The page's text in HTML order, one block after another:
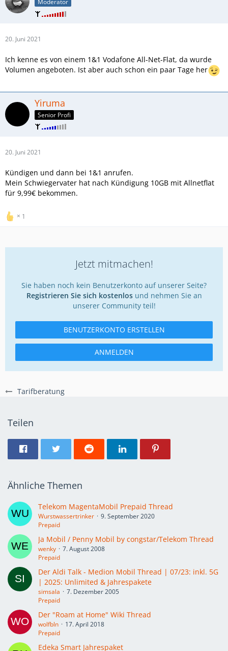
Tarifberatung
20. Juni 2021
Ich kenne es von einem 1&1 Vodafone All-Net-Flat, da wurde
Volumen angeboten. Ist aber auch schon ein paar Tage her
Yiruma
Senior Profi
20. Juni 2021
Kündigen und dann bei 1&1 anrufen.
Mein Schwiegervater hat nach Kündigung 10GB mit Allnetflat
für 9,99€ bekommen.
1
Jetzt mitmachen!
Sie haben noch kein Benutzerkonto auf unserer Seite?
Registrieren Sie sich kostenlosund nehmen Sie an
unserer Community teil!
BENUTZERKONTO ERSTELLEN
ANMELDEN
Teilen
Ähnliche Themen
Telekom MagentaMobil Prepaid Thread
Wurstwassertrinker
9. September 2020
Prepaid
Ja Mobil / Penny Mobil by congstar/Telekom Thread
wenky
7. August 2008
Prepaid
Der Aldi Talk - Medion Mobil Thread | 07/23: inkl. 5G
| 2025: Unlimited & Jahrespakete
simsala
7. Dezember 2005
Prepaid
Der "Roam at Home" Wiki Thread
wolfbln
17. April 2018
Prepaid
Edeka Smart Jahrespaket